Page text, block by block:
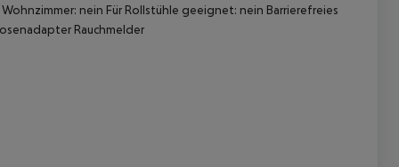
nein Für Rollstühle geeignet: nein Barrierefreies
Rauchmelder